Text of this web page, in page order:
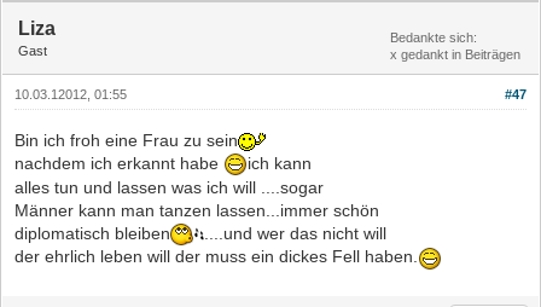
Liza
Gast
Bedankte sich:
x gedankt in Beiträgen
#47
10.03.12012, 01:55
Bin ich froh eine Frau zu sein
nachdem ich erkannt habe
ich kann
alles tun und lassen was ich will ....sogar
Männer kann man tanzen lassen...immer schön
diplomatisch bleiben
....und wer das nicht will
der ehrlich leben will der muss ein dickes Fell haben.